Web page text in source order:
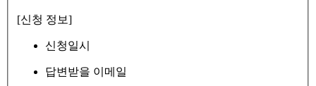
[신청 정보]
신청일시
답변받을 이메일